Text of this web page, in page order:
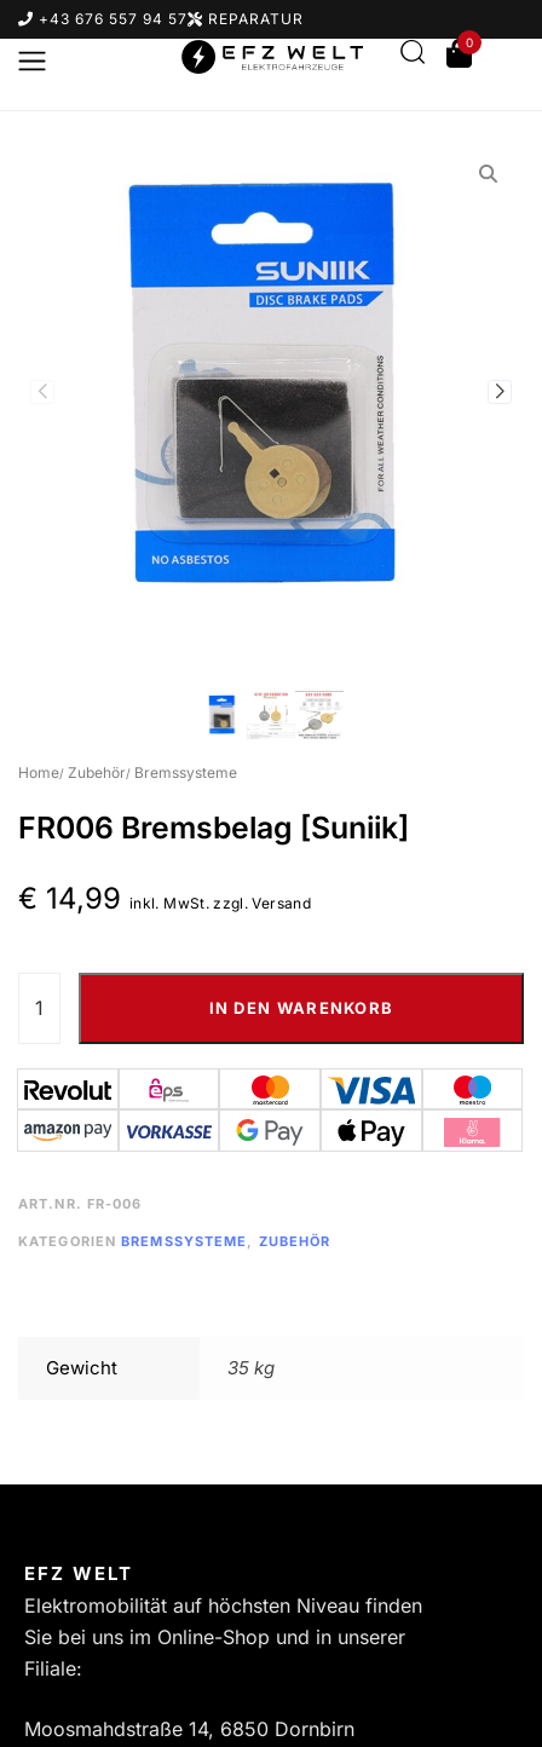
+43 676 557 94 57 REPARATUR
Suchbegriff eingeben & Enter klicken
0
Home Zubehör Bremssysteme
FR006 Bremsbelag [Suniik]
€ 14,99 inkl. MwSt. zzgl. Versand
IN DEN WARENKORB
ART.NR. FR-006
KATEGORIEN BREMSSYSTEME , ZUBEHÖR
Gewicht 35 kg
EFZ WELT
Elektromobilität auf höchsten Niveau finden
Sie bei uns im Online-Shop und in unserer
Filiale:
Moosmahdstraße 14, 6850 Dornbirn